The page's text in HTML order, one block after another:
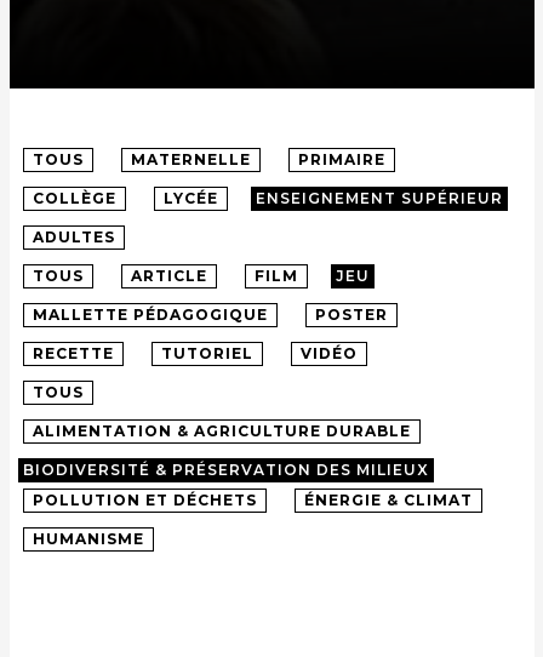
TOUS MATERNELLE PRIMAIRE
COLLÈGE LYCÉE ENSEIGNEMENT SUPÉRIEUR
ADULTES
TOUS ARTICLE FILM JEU
MALLETTE PÉDAGOGIQUE POSTER
RECETTE TUTORIEL VIDÉO
TOUS
ALIMENTATION & AGRICULTURE DURABLE
BIODIVERSITÉ & PRÉSERVATION DES MILIEUX
POLLUTION ET DÉCHETS
ÉNERGIE & CLIMAT
HUMANISME